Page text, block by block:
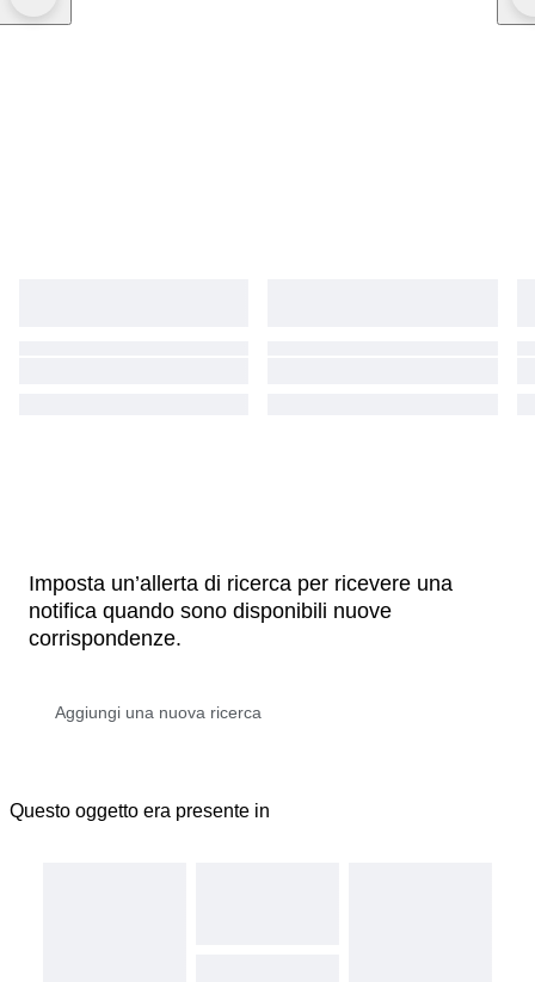
Imposta un’allerta di ricerca per ricevere una
notifica quando sono disponibili nuove
corrispondenze.
Questo oggetto era presente in